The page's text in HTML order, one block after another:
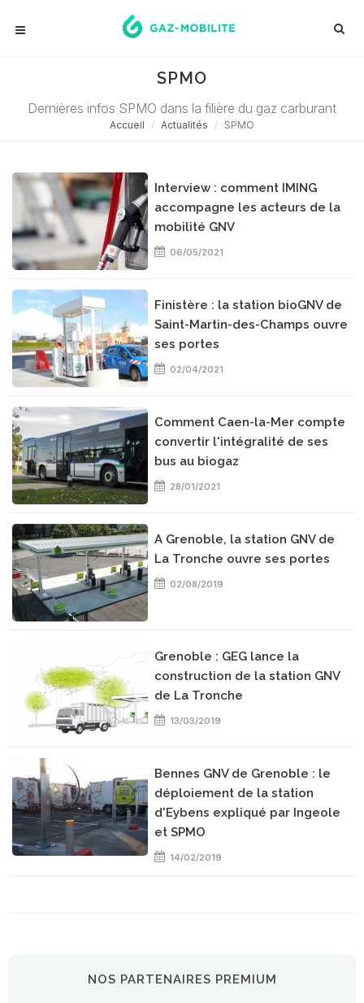
SPMO
Dernières infos SPMO dans la filière du gaz carburant
Accueil Actualités SPMO
Interview : comment IMING
accompagne les acteurs de la
mobilité GNV
06/05/2021
Finistère : la station bioGNV de
Saint-Martin-des-Champs ouvre
ses portes
02/04/2021
Comment Caen-la-Mer compte
convertir l'intégralité de ses
bus au biogaz
28/01/2021
A Grenoble, la station GNV de
La Tronche ouvre ses portes
02/08/2019
Grenoble : GEG lance la
construction de la station GNV
de La Tronche
13/03/2019
Bennes GNV de Grenoble : le
déploiement de la station
d'Eybens expliqué par Ingeole
et SPMO
14/02/2019
NOS PARTENAIRES PREMIUM